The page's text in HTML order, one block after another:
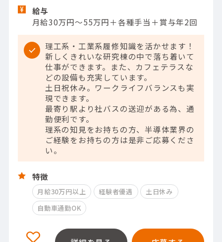
給与
月給30万円～55万円＋各種手当＋賞与年2回
理工系・工業系履修知識を活かせます！
新しくきれいな研究棟の中で落ち着いて
仕事ができます。また、カフェテラスな
どの設備も充実しています。
土日祝休み。ワークライフバランスも実
現できます。
最寄り駅より社バスの送迎がある為、通
勤便利です。
理系の知見をお持ちの方、半導体業界の
ご経験をお持ちの方は是非ご応募くださ
い。
特徴
月給30万円以上 経験者優遇
土日休み
自動車通勤OK